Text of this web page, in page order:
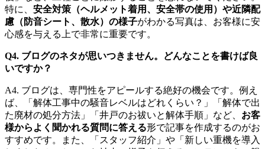
特に、 安全対策（ヘルメット着用、安全帯の使用）や近隣配
慮（防音シート、散水）の様子がわかる写真は、お客様に安
心感を与える上で非常に重要です。
Q4. ブログのネタが思いつきません。どんなことを書けば良
いですか？
A4. ブログは、専門性をアピールする絶好の機会です。例え
ば、「解体工事中の騒音レベルはどれくらい？」「解体で出
た廃材の処分方法」「井戸のお祓いと解体手順」など、 お客
様からよく聞かれる質問に答える形で記事を作成するのがお
すすめです。また、「スタッフ紹介」や「新しい重機を導入